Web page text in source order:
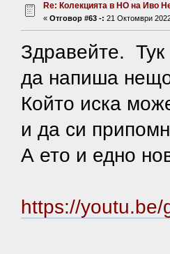
Re: Колекцията в НО на Иво
«Отговор #63 -: 21 Октомври
Здравейте.
да напиша
Който иска
и да си
А ето и едно
https://youtu.be/